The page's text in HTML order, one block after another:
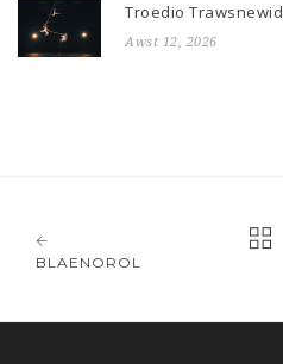
Troedio Trawsnewid
Awst 12, 2026
BLAENOROL